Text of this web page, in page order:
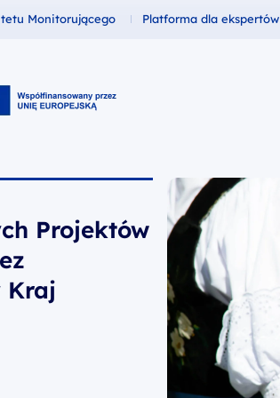
Monitorującego Fundusze dla
Platforma dla ekspertów
2021-2027
Projektów
Kraj